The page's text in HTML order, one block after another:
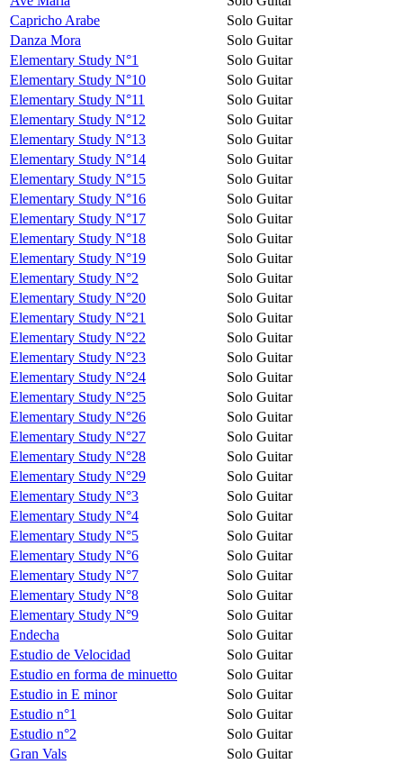
Capricho Arabe
Solo Guitar
Danza Mora
Solo Guitar
Elementary Study N°1
Solo Guitar
Elementary Study N°10
Solo Guitar
Elementary Study N°11
Solo Guitar
Elementary Study N°12
Solo Guitar
Elementary Study N°13
Solo Guitar
Elementary Study N°14
Solo Guitar
Elementary Study N°15
Solo Guitar
Elementary Study N°16
Solo Guitar
Elementary Study N°17
Solo Guitar
Elementary Study N°18
Solo Guitar
Elementary Study N°19
Solo Guitar
Elementary Study N°2
Solo Guitar
Elementary Study N°20
Solo Guitar
Elementary Study N°21
Solo Guitar
Elementary Study N°22
Solo Guitar
Elementary Study N°23
Solo Guitar
Elementary Study N°24
Solo Guitar
Elementary Study N°25
Solo Guitar
Elementary Study N°26
Solo Guitar
Elementary Study N°27
Solo Guitar
Elementary Study N°28
Solo Guitar
Elementary Study N°29
Solo Guitar
Elementary Study N°3
Solo Guitar
Elementary Study N°4
Solo Guitar
Elementary Study N°5
Solo Guitar
Elementary Study N°6
Solo Guitar
Elementary Study N°7
Solo Guitar
Elementary Study N°8
Solo Guitar
Elementary Study N°9
Solo Guitar
Endecha
Solo Guitar
Estudio de Velocidad
Solo Guitar
Estudio en forma de minuetto
Solo Guitar
Estudio in E minor
Solo Guitar
Estudio n°1
Solo Guitar
Estudio n°2
Solo Guitar
Gran Vals
Solo Guitar